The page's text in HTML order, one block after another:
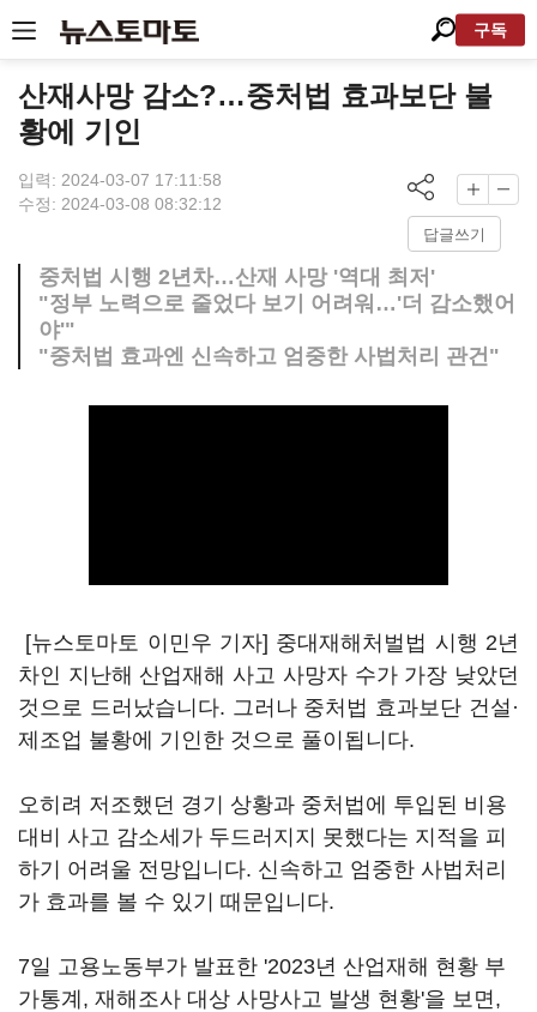
구독
산재사망 감소?…중처법 효과보단 불
황에 기인
입력: 2024-03-07 17:11:58
수정: 2024-03-08 08:32:12
답글쓰기
중처법 시행 2년차…산재 사망 '역대 최저'
"정부 노력으로 줄었다 보기 어려워…'더 감소했어
야'"
"중처법 효과엔 신속하고 엄중한 사법처리 관건"
[뉴스토마토 이민우 기자] 중대재해처벌법 시행 2년
차인 지난해 산업재해 사고 사망자 수가 가장 낮았던
것으로 드러났습니다. 그러나 중처법 효과보단 건설·
제조업 불황에 기인한 것으로 풀이됩니다.
오히려 저조했던 경기 상황과 중처법에 투입된 비용
대비 사고 감소세가 두드러지지 못했다는 지적을 피
하기 어려울 전망입니다. 신속하고 엄중한 사법처리
가 효과를 볼 수 있기 때문입니다.
7일 고용노동부가 발표한 '2023년 산업재해 현황 부
가통계, 재해조사 대상 사망사고 발생 현황'을 보면,